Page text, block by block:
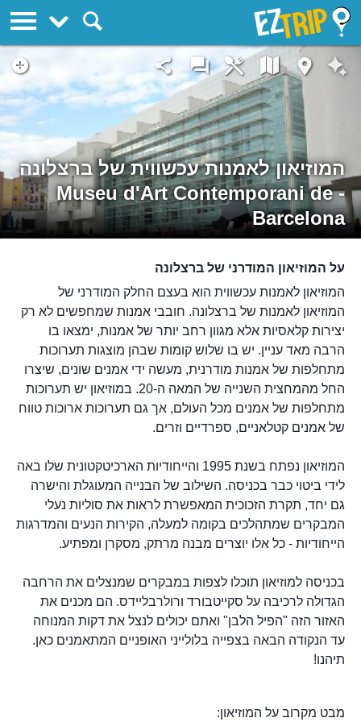
המוזיאון לאמנות עכשווית של ברצלונה
- Museu d'Art Contemporani de
Barcelona
על המוזיאון המודרני של ברצלונה
המוזיאון לאמנות עכשווית הוא בעצם החלק המודרני של
המוזיאון לאמנות של ברצלונה. חובבי אמנות שמחפשים לא רק
יצירות קלאסיות אלא מגוון רחב יותר של אמנות, ימצאו בו
הרבה מאד עניין. יש בו שלוש קומות שבהן מוצגות תערוכות
מתחלפות של אמנות מודרנית, מעשה ידי אמנים שונים, שיצרו
החל מהמחצית השנייה של המאה ה-20. במוזיאון יש תערוכות
מתחלפות של אמנים מכל העולם, אך גם תערוכות ארוכות טווח
של אמנים קטלאניים, ספרדיים וזרים.
המוזיאון נפתח בשנת 1995 והייחודיות הארכיטקטונית שלו באה
לידי ביטוי כבר בכניסה. השילוב של הבנייה המעוגלת והישרה
גם יחד, תקרת הזכוכית המאפשרת לראות את סוליות נעלי
המבקרים שמתהלכים בקומה למעלה, הקירות הנעים והמדרגות
הייחודיות - כל אלו יוצרים מבנה מרתק, מסקרן ומפתיע.
בכניסה למוזיאון תוכלו לצפות במבקרים שמנצלים את הרחבה
הגדולה לרכיבה על סקייטבורד ורולרבליידס. הם מכנים את
האזור הזה "הפיל הלבן" ואתם יכולים לנצל את דקות המנוחה
עד הנקודה הבאה בצפייה בלולייני האופניים המתאמנים כאן.
תיהנו!
מבט מקרוב על המוזיאון:
EZTrip